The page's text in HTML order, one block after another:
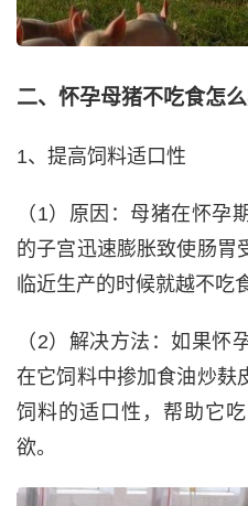
二、怀孕母猪不吃食怎
1、提高饲料适口性
（1）原因：母猪在怀孕
的子宫迅速膨胀致使肠胃
临近生产的时候就越不吃
（2）解决方法：如果怀
在它饲料中掺加食油炒麸
饲料的适口性，帮助它
欲。